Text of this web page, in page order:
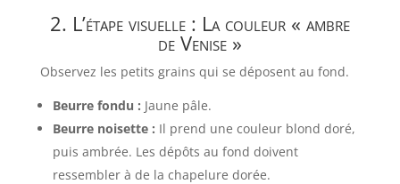
2. L’étape visuelle : La couleur « ambre
de Venise »
Observez les petits grains qui se déposent au fond.
Beurre fondu : Jaune pâle.
Beurre noisette : Il prend une couleur blond doré,
puis ambrée. Les dépôts au fond doivent
ressembler à de la chapelure dorée.